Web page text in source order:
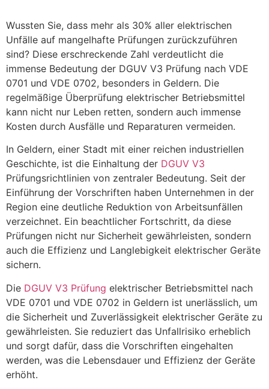
Wussten Sie, dass mehr als 30% aller elektrischen
Unfälle auf mangelhafte Prüfungen zurückzuführen
sind? Diese erschreckende Zahl verdeutlicht die
immense Bedeutung der DGUV V3 Prüfung nach VDE
0701 und VDE 0702, besonders in Geldern. Die
regelmäßige Überprüfung elektrischer Betriebsmittel
kann nicht nur Leben retten, sondern auch immense
Kosten durch Ausfälle und Reparaturen vermeiden.
In Geldern, einer Stadt mit einer reichen industriellen
Geschichte, ist die Einhaltung der DGUV V3
Prüfungsrichtlinien von zentraler Bedeutung. Seit der
Einführung der Vorschriften haben Unternehmen in der
Region eine deutliche Reduktion von Arbeitsunfällen
verzeichnet. Ein beachtlicher Fortschritt, da diese
Prüfungen nicht nur Sicherheit gewährleisten, sondern
auch die Effizienz und Langlebigkeit elektrischer Geräte
sichern.
Die DGUV V3 Prüfung elektrischer Betriebsmittel nach
VDE 0701 und VDE 0702 in Geldern ist unerlässlich, um
die Sicherheit und Zuverlässigkeit elektrischer Geräte zu
gewährleisten. Sie reduziert das Unfallrisiko erheblich
und sorgt dafür, dass die Vorschriften eingehalten
werden, was die Lebensdauer und Effizienz der Geräte
erhöht.